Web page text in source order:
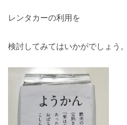
レンタカーの利用を
検討してみてはいかがでしょう。